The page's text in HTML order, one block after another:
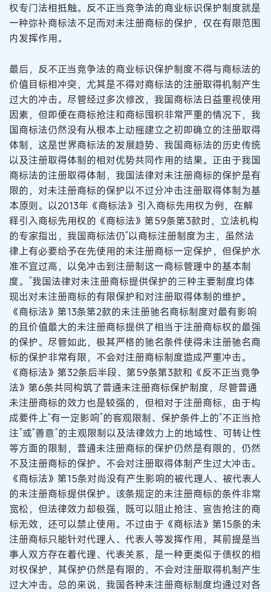
权专门法相抵触。反不正当竞争法的商业标识保护制度就是
一种弥补商标法不足而对未注册商标的保护，仅在有限范围
内发挥作用。
最后，反不正当竞争法的商业标识保护制度不得与商标法的
价值目标相冲突，尤其是不得对商标法的注册取得机制产生
过大的冲击。尽管经过多次修改，我国商标法日益重视使用
因素，但即便在商标抢注和商标囤积非常严重的情况下，我
国商标法仍然没有从根本上动摇建立之初即确立的注册取得
体制，这是世界商标法的发展趋势、我国商标法的历史传统
以及注册取得体制的相对优势共同作用的结果。正由于我国
商标法的注册取得体制，我国法律对未注册商标的保护是有
限的，对未注册商标的保护以不过分冲击注册取得体制为基
本原则。以2013年《商标法》引入商标先用权为例，在解
释引入商标先用权的《商标法》第59条第3款时，立法机构
的专家指出，我国商标法仍“以商标注册制度为主，虽然法
律上有必要给予在先使用的未注册商标一定保护，但保护水
准不宜过高，以免冲击到注册制这一商标管理中的基本制
度。”我国法律对未注册商标提供保护的三种主要制度均体
现出对未注册商标的有限保护和对注册取得体制的维护。
《商标法》第13条第2款的未注册驰名商标制度对最有影响
的且价值最大的未注册商标提供了相当于注册商标权的最强
的保护。尽管如此，极其严格的驰名条件使得未注册驰名商
标的保护非常有限，不会对注册商标制度造成严重冲击。
《商标法》第32条后半段、第59条第3款和《反不正当竞争
法》第6条共同构筑了普通未注册商标保护制度，尽管普通
未注册商标的效力也是较强的，但相对于注册商标，由于构
成要件上“有一定影响”的客观限制、保护条件上的“不正当抢
注”或“善意”的主观限制以及法律效力上的地域性、可转让性
等方面的限制，普通未注册商标的保护仍然是有限的，仍然
不及注册商标的保护。不会对注册取得体制产生过大冲击。
《商标法》第15条对尚没有产生影响的被代理人、被代表人
的未注册商标提供保护。该条规定的未注册商标的条件非常
宽松，但法律效力却极强，既可以阻止抢注、宣告抢注的商
标无效，还可以禁止使用。不过由于《商标法》第15条的未
注册商标只能针对代理人、代表人等发挥作用，其前提是当
事人双方存在着代理、代表关系，是一种更类似于债权的相
对权保护，其保护仍然是有限的，不会对注册取得机制产生
过大冲击。总的来说，我国各种未注册商标制度均通过对各